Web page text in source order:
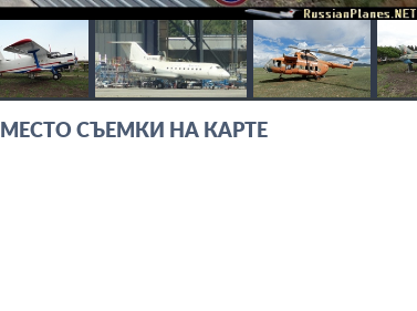
МЕСТО СЪЕМКИ НА КАРТЕ